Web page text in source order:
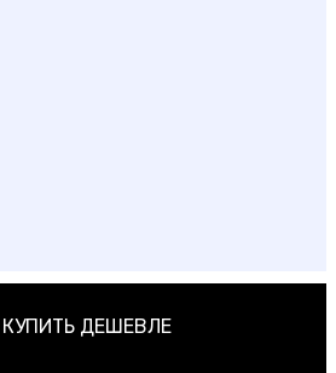
КУПИТЬ ДЕШЕВЛЕ